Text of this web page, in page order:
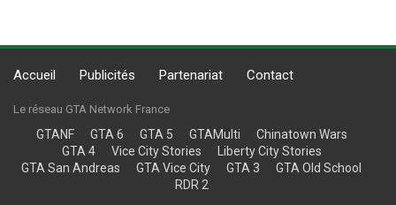
Accueil Publicités Partenariat Contact
Le réseau GTA Network France
GTANF GTA 6 GTA 5 GTAMulti
Chinatown Wars
GTA 4
Vice City Stories
Liberty City Stories
GTA San Andreas
GTA Vice City GTA 3
GTA Old School
RDR 2